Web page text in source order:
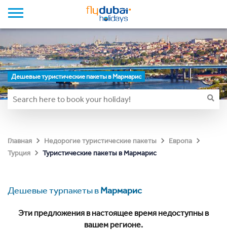
Дешевые туристические пакеты в Мармарис
Главная Недорогие туристические пакеты
Европа
Турция
Туристические пакеты в Мармарис
Дешевые турпакеты вМармарис
Эти предложения в настоящее время недоступны в
вашем регионе.